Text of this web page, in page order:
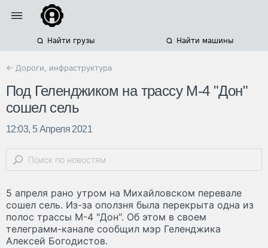
Найти грузы Найти машины
← Дороги, инфраструктура
Под Геленджиком на трассу М-4 "Дон"
сошел сель
12:03, 5 Апреля 2021
5 апреля рано утром на Михайловском перевале
сошел сель. Из-за оползня была перекрыта одна из
полос трассы М-4 "Дон". Об этом в своем
телеграмм-канале сообщил мэр Геленджика
Алексей Богодистов.